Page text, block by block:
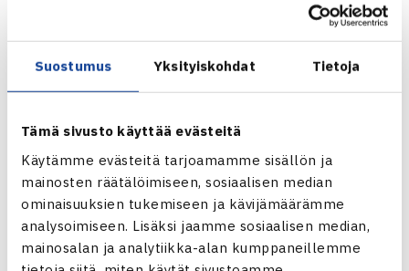
Suostumus Yksityiskohdat Tietoja
Tämä sivusto käyttää evästeitä
Käytämme evästeitä tarjoamamme sisällön ja
mainosten räätälöimiseen, sosiaalisen median
ominaisuuksien tukemiseen ja kävijämäärämme
analysoimiseen. Lisäksi jaamme sosiaalisen median,
mainosalan ja analytiikka-alan kumppaneillemme
Whiten. Välierissä vastassa ovat kakkosiksi sijoitetut Cory
Parr ja Todd Paul USA:sta.
Miesten 10.000$ ITF Futures-turnaus
Kaksinpeli
1.kierrosta: Juho Paukku (8.) – Alexandre Penaud Ranska
(karsija) 67(5) 62 63
2.kierrosta: Paukku – Christopher Klingemann USA 64 63
Nelinpeli